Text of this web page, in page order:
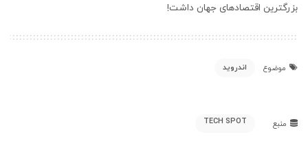
بزرگترین اقتصادهای جهان داشت!
موضوع اندروید
منبع TECH SPOT